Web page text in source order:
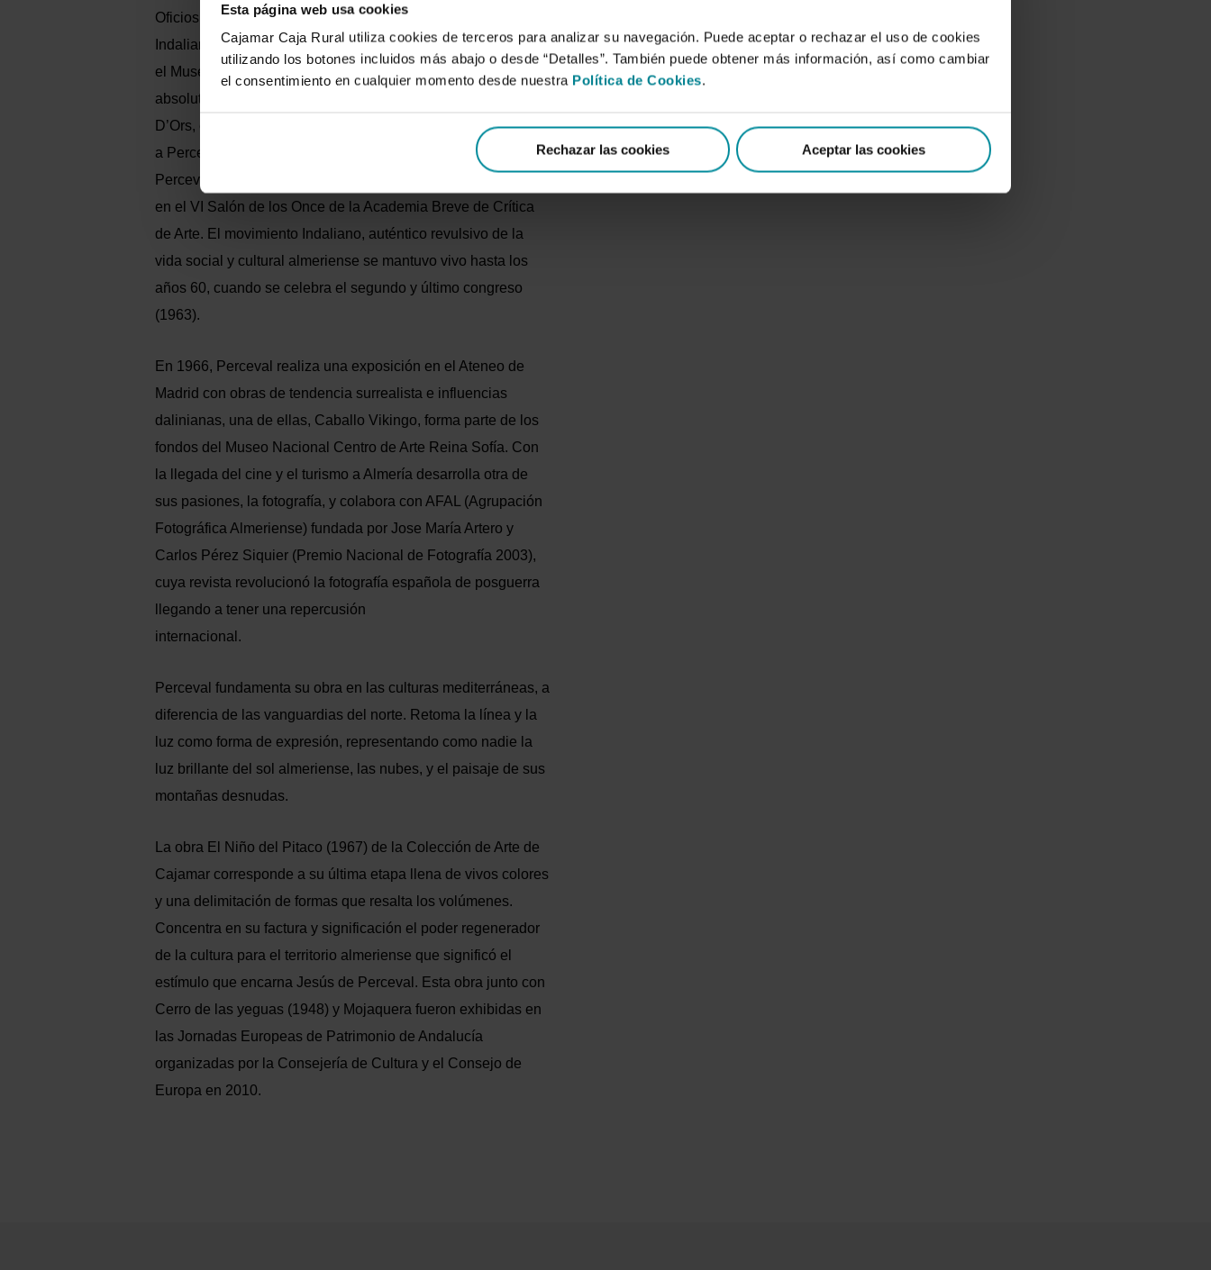
Esta página web usa cookies
Cajamar Caja Rural utiliza cookies de terceros para analizar su navegación. Puede aceptar o rechazar el uso de cookies
utilizando los botones incluidos más abajo o desde “Detalles”. También puede obtener más información, así como cambiar
el consentimiento en cualquier momento desde nuestra Política de Cookies.
Rechazar las cookies Aceptar las cookies
Oficios y donde se fragua el nacimiento del Movimiento
Indaliano. En el año 1947 inauguran su primera exposición en
el Museo Nacional de Arte Moderno de Madrid, con un éxito
absoluto, apoyados desde un primer momento por Eugenio
D’Ors, escritor, filósofo y crítico de arte español, que considera
a Perceval uno de los grandes hitos de la pintura española.
Perceval y los indalianos son invitados a participar en 1948
en el VI Salón de los Once de la Academia Breve de Crítica
de Arte. El movimiento Indaliano, auténtico revulsivo de la
vida social y cultural almeriense se mantuvo vivo hasta los
años 60, cuando se celebra el segundo y último congreso
(1963).
En 1966, Perceval realiza una exposición en el Ateneo de
Madrid con obras de tendencia surrealista e influencias
dalinianas, una de ellas, Caballo Vikingo, forma parte de los
fondos del Museo Nacional Centro de Arte Reina Sofía. Con
la llegada del cine y el turismo a Almería desarrolla otra de
sus pasiones, la fotografía, y colabora con AFAL (Agrupación
Fotográfica Almeriense) fundada por Jose María Artero y
Carlos Pérez Siquier (Premio Nacional de Fotografía 2003),
cuya revista revolucionó la fotografía española de posguerra
llegando a tener una repercusión
internacional.
Perceval fundamenta su obra en las culturas mediterráneas, a
diferencia de las vanguardias del norte. Retoma la línea y la
luz como forma de expresión, representando como nadie la
luz brillante del sol almeriense, las nubes, y el paisaje de sus
montañas desnudas.
La obra El Niño del Pitaco (1967) de la Colección de Arte de
Cajamar corresponde a su última etapa llena de vivos colores
y una delimitación de formas que resalta los volúmenes.
Concentra en su factura y significación el poder regenerador
de la cultura para el territorio almeriense que significó el
estímulo que encarna Jesús de Perceval. Esta obra junto con
Cerro de las yeguas (1948) y Mojaquera fueron exhibidas en
las Jornadas Europeas de Patrimonio de Andalucía
organizadas por la Consejería de Cultura y el Consejo de
Europa en 2010.